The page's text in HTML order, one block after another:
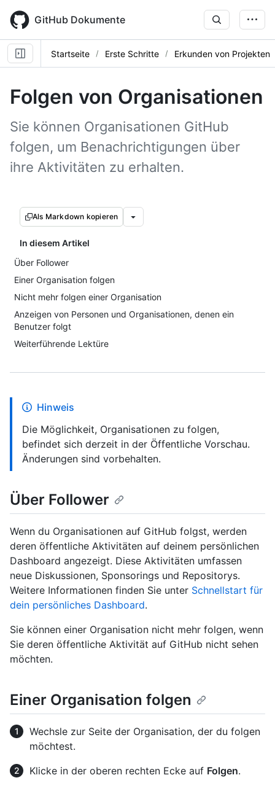
main
content
GitHub Dokumente
Startseite Erste Schritte Erkunden von Projekten
Folgen von Organisationen
Sie können Organisationen GitHub
folgen, um Benachrichtigungen über
ihre Aktivitäten zu erhalten.
Als Markdown kopieren
In diesem Artikel
Über Follower
Einer Organisation folgen
Nicht mehr folgen einer Organisation
Anzeigen von Personen und Organisationen, denen ein
Benutzer folgt
Weiterführende Lektüre
Hinweis
Die Möglichkeit, Organisationen zu folgen,
befindet sich derzeit in der Öffentliche Vorschau.
Änderungen sind vorbehalten.
Über Follower
Wenn du Organisationen auf GitHub folgst, werden
deren öffentliche Aktivitäten auf deinem persönlichen
Dashboard angezeigt. Diese Aktivitäten umfassen
neue Diskussionen, Sponsorings und Repositorys.
Weitere Informationen finden Sie unter Schnellstart für
dein persönliches Dashboard.
Sie können einer Organisation nicht mehr folgen, wenn
Sie deren öffentliche Aktivität auf GitHub nicht sehen
möchten.
Einer Organisation folgen
Wechsle zur Seite der Organisation, der du folgen
möchtest.
Klicke in der oberen rechten Ecke auf Folgen.